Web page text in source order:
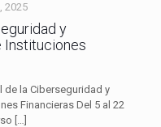
2025
y
Instituciones
de la Ciberseguridad y
Financieras Del 5 al 22
[…]